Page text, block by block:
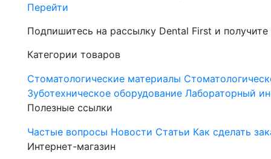
Перейти
Подпишитесь на рассылку Dental First и
Категории товаров
Стоматологические материалы
Зуботехническое оборудование Лабораторный
Полезные ссылки
Частые вопросы Новости Статьи Как сделать
Интернет-магазин